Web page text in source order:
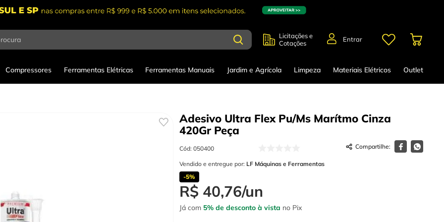
Licitações e
Cotações
Entrar
Compressores Ferramentas Elétricas Ferramentas Manuais Jardim e Agrícola Limpeza Materiais Elétricos Outlet
Adesivo Ultra Flex Pu/Ms Marítmo Cinza
420Gr Peça
Cód: 050400
Vendido e entregue por: LF Máquinas e Ferramentas
-5%
R$ 40,76/un
Já com 5% de desconto à vista no Pix